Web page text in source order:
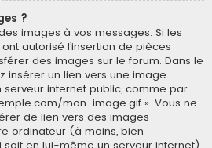
?
images à vos messages. Si les
autorisé l’insertion de pièces
des images sur le forum. Dans le
insérer un lien vers une image
internet public, comme par
mon-image.gif ». Vous ne
de lien vers des images
ordinateur (à moins, bien